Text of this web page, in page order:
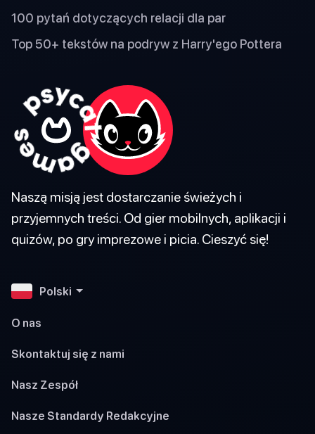
100 pytań dotyczących relacji dla par
Top 50+ tekstów na podryw z Harry'ego Pottera
Naszą misją jest dostarczanie świeżych i
przyjemnych treści. Od gier mobilnych, aplikacji i
quizów, po gry imprezowe i picia. Cieszyć się!
Polski
O nas
Skontaktuj się z nami
Nasz Zespół
Nasze Standardy Redakcyjne